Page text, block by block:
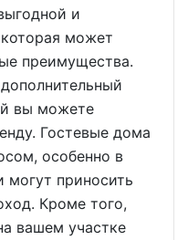
и
может
преимущества.
вы можете
Гостевые дома
особенно в
могут приносить
Кроме того,
вашем участке